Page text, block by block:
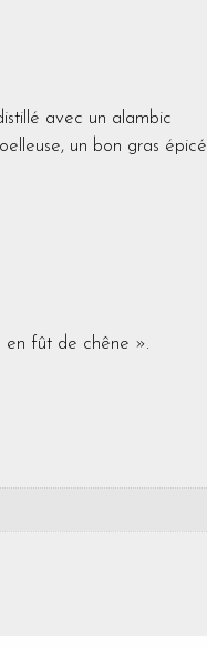
avec un alambic
un bon gras épicé
en fût de chêne ».